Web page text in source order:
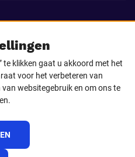
te klikken gaat u akkoord met het
voor het verbeteren van
websitegebruik en om ons te
LinkedIn
TikTok